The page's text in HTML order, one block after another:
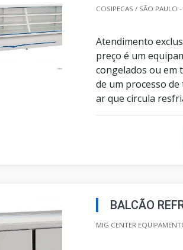
COSIPECAS / SÃO PAULO -
Atendimento
preço é um
congelados ou em
de um processo
ar que circula
BALCÃO
MIG CENTER